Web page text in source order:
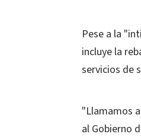
Pese a la
incluye la
servicios de
"Llamamos
al Gobierno